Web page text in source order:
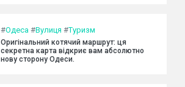
#Одеса #Вулиця #Туризм
Оригінальний котячий маршрут: ця
секретна карта відкриє вам абсолютно
нову сторону Одеси.